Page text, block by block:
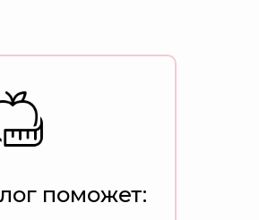
поможет: